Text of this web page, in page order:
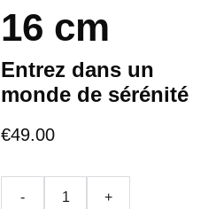
16 cm
Entrez dans un
monde de sérénité
€49.00
- +